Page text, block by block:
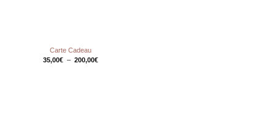
Carte Cadeau
35,00€ – 200,00€Plage